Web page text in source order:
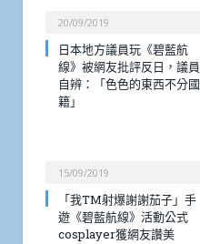
20/09/2019
日本地方議員玩《碧藍航
線》被網友批評反日，議員
自辨：「色色的東西不分國
籍」
15/09/2019
「我TM射爆謝謝茄子」手
遊《碧藍航線》活動公式
cosplayer獲網友讚美